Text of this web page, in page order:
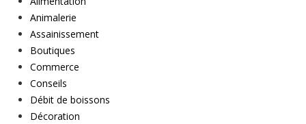
Animalerie
Assainissement
Boutiques
Commerce
Conseils
Débit de boissons
Décoration